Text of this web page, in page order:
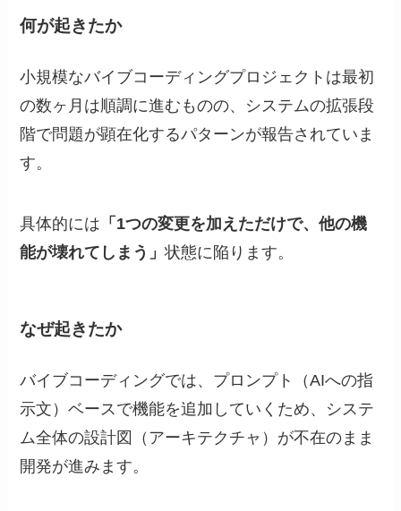
何が起きたか
小規模なバイブコーディングプロジェクトは最初
の数ヶ月は順調に進むものの、システムの拡張段
階で問題が顕在化するパターンが報告されていま
す。
具体的には 「1つの変更を加えただけで、他の機
能が壊れてしまう」状態に陥ります。
なぜ起きたか
バイブコーディングでは、プロンプト（AIへの指
示文）ベースで機能を追加していくため、システ
ム全体の設計図（アーキテクチャ）が不在のまま
開発が進みます。